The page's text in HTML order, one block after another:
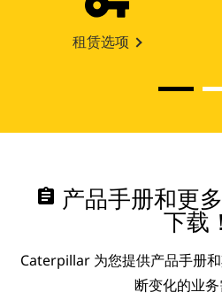
租赁选项
assignment 产品手册和更
下载！
Caterpillar 为您提供产品手册
断变化的业务